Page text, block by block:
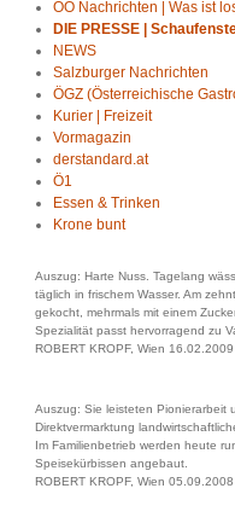
OÖ Nachrichten | Was ist
DIE PRESSE |
NEWS
Salzburger Nachrichten
ÖGZ (Österreichische
Kurier | Freizeit
Vormagazin
derstandard.at
Ö1
Essen & Trinken
Krone bunt
Auszug: Harte Nuss. Tagelang
täglich in frischem Wasser. Am
gekocht, mehrmals mit einem
Spezialität passt hervorragend zu
ROBERT KROPF, Wien 16.02.2009
Auszug: Sie leisteten Pionierarbeit
Direktvermarktung
Im Familienbetrieb werden heute
Speisekürbissen angebaut.
ROBERT KROPF, Wien 05.09.2008